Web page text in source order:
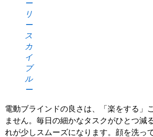
ー
リ
ー
ス
カ
イ
ブ
ル
ー
電動ブラインドの良さは、「楽をする」
ません。毎日の細かなタスクがひとつ減
れが少しスムーズになります。顔を洗っ